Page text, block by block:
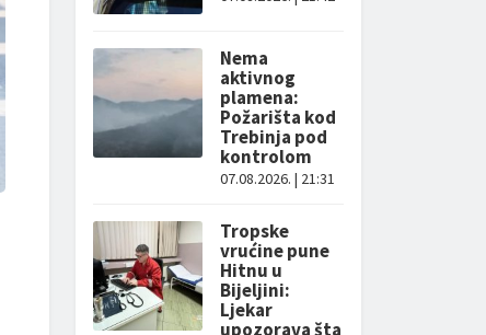
Nema
aktivnog
plamena:
Požarišta kod
Trebinja pod
kontrolom
07.08.2026. | 21:31
Tropske
vrućine pune
Hitnu u
Bijeljini:
Ljekar
upozorava šta